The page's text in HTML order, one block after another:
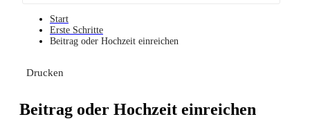
Start
Erste Schritte
Beitrag oder Hochzeit einreichen
Drucken
Beitrag oder Hochzeit einreichen